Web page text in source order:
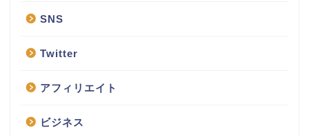
SNS
Twitter
アフィリエイト
ビジネス